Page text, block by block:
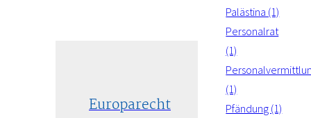
Europarecht
Palästina (1)
Personalrat
(1)
(1)
Pfändung (1)